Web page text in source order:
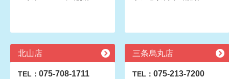
北山店
TEL： 075-708-1711
三条烏丸店
TEL： 075-213-7200